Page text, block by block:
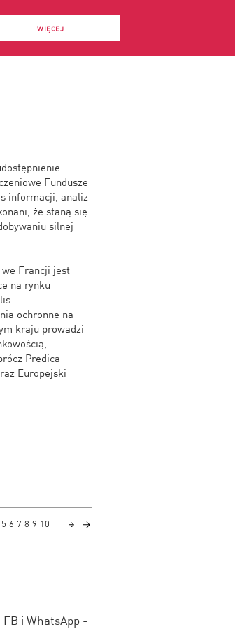
WIĘCEJ
Fundusze
informacji, analiz
że staną się
silnej
Francji jest
na rynku
ochronne na
kraju prowadzi
Predica
Europejski
5 6 7 8 9 10
i WhatsApp -